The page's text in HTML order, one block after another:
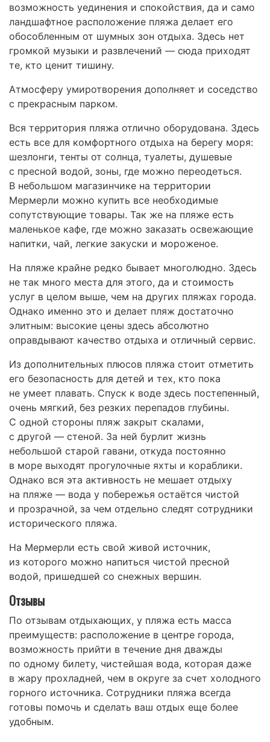
возможность уединения и спокойствия, да и само
ландшафтное расположение пляжа делает его
обособленным от шумных зон отдыха. Здесь нет
громкой музыки и развлечений — сюда приходят
те, кто ценит тишину.
Атмосферу умиротворения дополняет и соседство
с прекрасным парком.
Вся территория пляжа отлично оборудована. Здесь
есть все для комфортного отдыха на берегу моря:
шезлонги, тенты от солнца, туалеты, душевые
с пресной водой, зоны, где можно переодеться.
В небольшом магазинчике на территории
Мермерли можно купить все необходимые
сопутствующие товары. Так же на пляже есть
маленькое кафе, где можно заказать освежающие
напитки, чай, легкие закуски и мороженое.
На пляже крайне редко бывает многолюдно. Здесь
не так много места для этого, да и стоимость
услуг в целом выше, чем на других пляжах города.
Однако именно это и делает пляж достаточно
элитным: высокие цены здесь абсолютно
оправдывают качество отдыха и отличный сервис.
Из дополнительных плюсов пляжа стоит отметить
его безопасность для детей и тех, кто пока
не умеет плавать. Спуск к воде здесь постепенный,
очень мягкий, без резких перепадов глубины.
С одной стороны пляж закрыт скалами,
с другой — стеной. За ней бурлит жизнь
небольшой старой гавани, откуда постоянно
в море выходят прогулочные яхты и кораблики.
Однако вся эта активность не мешает отдыху
на пляже — вода у побережья остаётся чистой
и прозрачной, за чем отдельно следят сотрудники
исторического пляжа.
На Мермерли есть свой живой источник,
из которого можно напиться чистой пресной
водой, пришедшей со снежных вершин.
Отзывы
По отзывам отдыхающих, у пляжа есть масса
преимуществ: расположение в центре города,
возможность прийти в течение дня дважды
по одному билету, чистейшая вода, которая даже
в жару прохладней, чем в округе за счет холодного
горного источника. Сотрудники пляжа всегда
готовы помочь и сделать ваш отдых еще более
удобным.